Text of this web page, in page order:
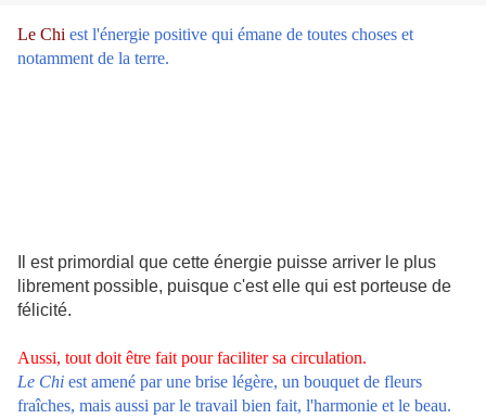
Le Chi est l'énergie positive qui émane de toutes choses et
notamment de la terre.
Il est primordial que cette énergie puisse arriver le plus
librement possible, puisque c'est elle qui est porteuse de
félicité.
Aussi, tout doit être fait pour faciliter sa circulation.
Le Chi est amené par une brise légère, un bouquet de fleurs
fraîches, mais aussi par le travail bien fait, l'harmonie et le beau.